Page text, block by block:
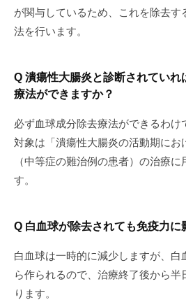
が関与しているため、これを除去す
法を行います。
Q 潰瘍性大腸炎と診断されていれ
療法ができますか？
必ず血球成分除去療法ができるわけ
対象は「潰瘍性大腸炎の活動期にお
（中等症の難治例の患者）の治療
す。
Q 白血球が除去されても免疫力に
白血球は一時的に減少しますが、白
ら作られるので、治療終了後から半
ります。